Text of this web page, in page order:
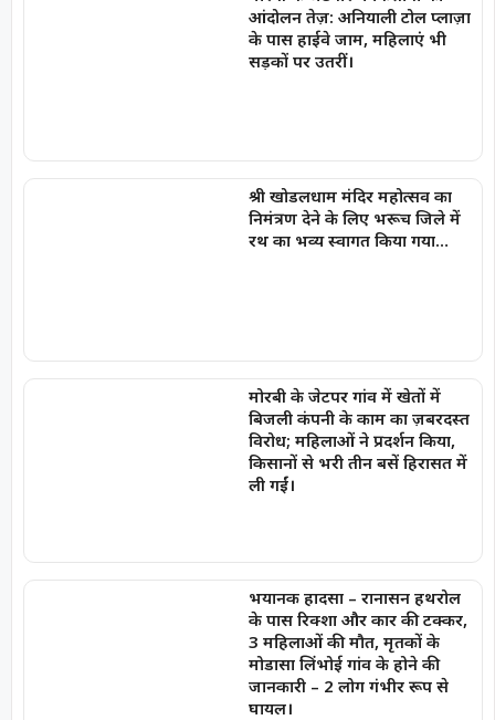
आंदोलन तेज़: अनियाली टोल प्लाज़ा
के पास हाईवे जाम, महिलाएं भी
सड़कों पर उतरीं।
श्री खोडलधाम मंदिर महोत्सव का
निमंत्रण देने के लिए भरूच जिले में
रथ का भव्य स्वागत किया गया…
मोरबी के जेटपर गांव में खेतों में
बिजली कंपनी के काम का ज़बरदस्त
विरोध; महिलाओं ने प्रदर्शन किया,
किसानों से भरी तीन बसें हिरासत में
ली गईं।
भयानक हादसा – रानासन हथरोल
के पास रिक्शा और कार की टक्कर,
3 महिलाओं की मौत, मृतकों के
मोडासा लिंभोई गांव के होने की
जानकारी – 2 लोग गंभीर रूप से
घायल।